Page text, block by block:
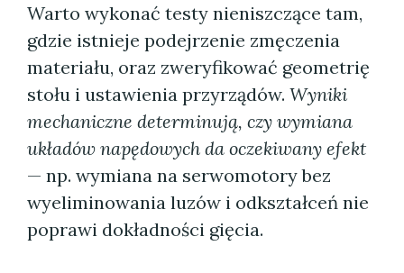
Warto wykonać testy nieniszczące tam,
gdzie istnieje podejrzenie zmęczenia
materiału, oraz zweryfikować geometrię
stołu i ustawienia przyrządów. Wyniki
mechaniczne determinują, czy wymiana
układów napędowych da oczekiwany efekt
— np. wymiana na serwomotory bez
wyeliminowania luzów i odkształceń nie
poprawi dokładności gięcia.